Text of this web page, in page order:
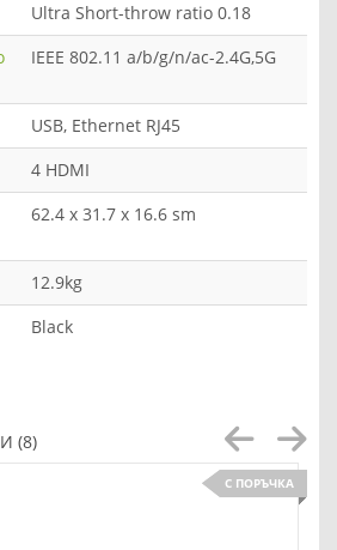
Ultra Short-throw ratio 0.18
IEEE 802.11 a/b/g/n/ac-2.4G,5G
USB, Ethernet RJ45
4 HDMI
62.4 x 31.7 x 16.6 sm
12.9kg
Black
(8)
С ПОРЪЧКА